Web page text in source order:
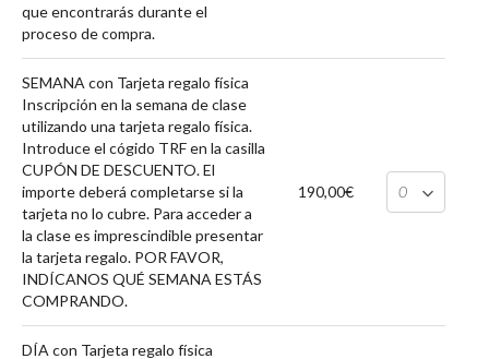
que encontrarás durante el
proceso de compra.
SEMANA con Tarjeta regalo física
Inscripción en la semana de clase
utilizando una tarjeta regalo física.
Introduce el cógido TRF en la casilla
CUPÓN DE DESCUENTO. El
importe deberá completarse si la
tarjeta no lo cubre. Para acceder a
la clase es imprescindible presentar
la tarjeta regalo. POR FAVOR,
INDÍCANOS QUÉ SEMANA ESTÁS
COMPRANDO.
190,00€
DÍA con Tarjeta regalo física